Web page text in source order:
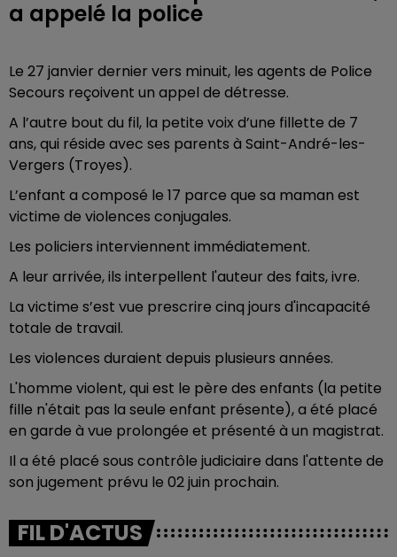
a appelé la police
Le 27 janvier dernier vers minuit, les agents de Police
Secours reçoivent un appel de détresse.
A l’autre bout du fil, la petite voix d’une fillette de 7
ans, qui réside avec ses parents à Saint-André-les-
Vergers (Troyes).
L’enfant a composé le 17 parce que sa maman est
victime de violences conjugales.
Les policiers interviennent immédiatement.
A leur arrivée, ils interpellent l'auteur des faits, ivre.
La victime s’est vue prescrire cinq jours d'incapacité
totale de travail.
Les violences duraient depuis plusieurs années.
L'homme violent, qui est le père des enfants (la petite
fille n'était pas la seule enfant présente), a été placé
en garde à vue prolongée et présenté à un magistrat.
Il a été placé sous contrôle judiciaire dans l'attente de
son jugement prévu le 02 juin prochain.
FIL D'ACTUS